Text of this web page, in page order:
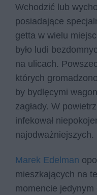
Wchodzić lub
posiadające
getta w wielu
było ludi
na ulicach.
których
by bydlęcymi
zagłady. W
infekował
najodważniejszych.
Marek Edelman
mieszkających na
momencie jedynym